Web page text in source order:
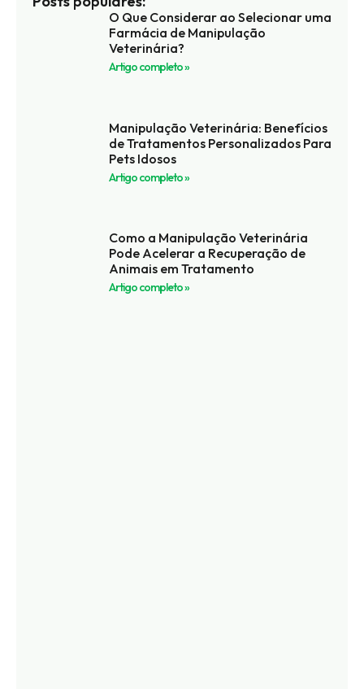
O Que Considerar ao Selecionar uma
Farmácia de Manipulação
Veterinária?
Artigo completo »
Manipulação Veterinária: Benefícios
de Tratamentos Personalizados Para
Pets Idosos
Artigo completo »
Como a Manipulação Veterinária
Pode Acelerar a Recuperação de
Animais em Tratamento
Artigo completo »